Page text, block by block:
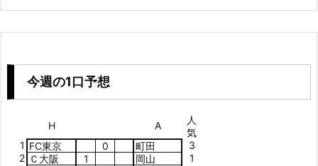
今週の1口予想
H A
人
気
1 FC東京 0 町田
3
2 Ｃ大阪 1 岡山
1